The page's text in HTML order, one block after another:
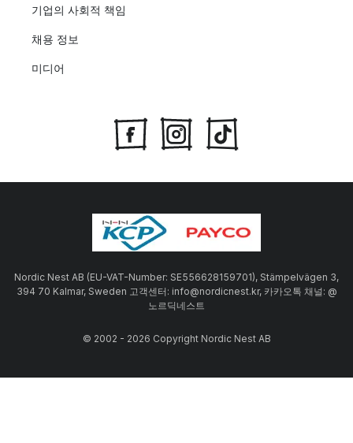
기업의 사회적 책임
채용 정보
미디어
Nordic Nest AB (EU-VAT-Number: SE556628159701), Stämpelvägen 3,
394 70 Kalmar, Sweden 고객센터: info@nordicnest.kr, 카카오톡 채널: @
노르딕네스트
© 2002 - 2026 Copyright Nordic Nest AB